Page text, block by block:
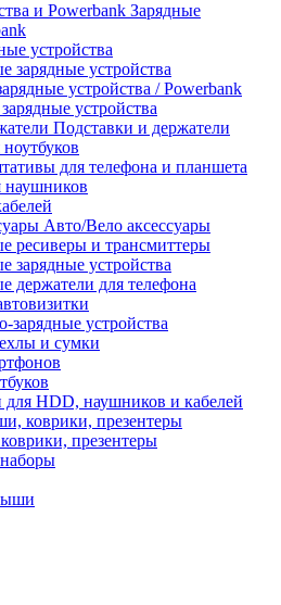
Зарядные
устройства
зарядные устройства
устройства / Powerbank
устройства
Подставки и держатели
для телефона и планшета
наушников
Авто/Вело аксессуары
ресиверы и трансмиттеры
зарядные устройства
держатели для телефона
зарядные устройства
и сумки
HDD, наушников и кабелей
презентеры